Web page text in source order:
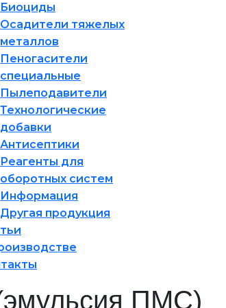
Биоциды
Осадители тяжелых
металлов
Пеногасители
специальные
Пылеподавители
Технологические
добавки
Антисептики
Реагенты для
оборотных систем
Информация
Другая продукция
ПМС)